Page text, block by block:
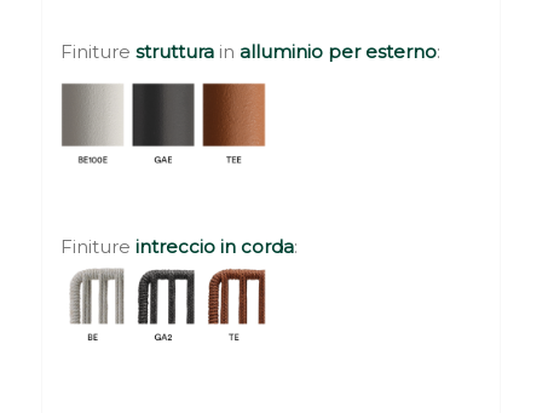
Finiture strutturain alluminio per esterno:
Finiture intreccio in corda: